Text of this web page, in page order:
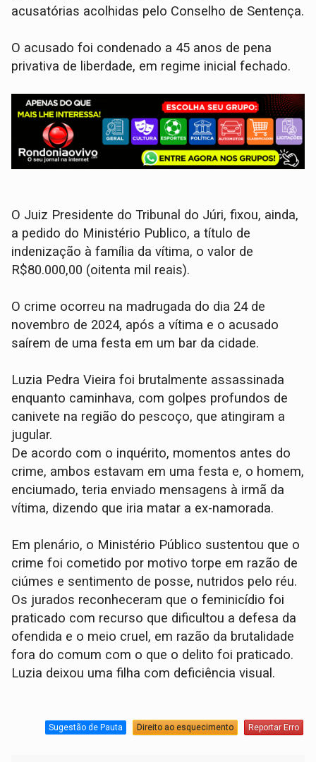
acusatórias acolhidas pelo Conselho de Sentença.
O acusado foi condenado a 45 anos de pena
privativa de liberdade, em regime inicial fechado.
O Juiz Presidente do Tribunal do Júri, fixou, ainda,
a pedido do Ministério Publico, a título de
indenização à família da vítima, o valor de
R$80.000,00 (oitenta mil reais).
O crime ocorreu na madrugada do dia 24 de
novembro de 2024, após a vítima e o acusado
saírem de uma festa em um bar da cidade.
Luzia Pedra Vieira foi brutalmente assassinada
enquanto caminhava, com golpes profundos de
canivete na região do pescoço, que atingiram a
jugular.
De acordo com o inquérito, momentos antes do
crime, ambos estavam em uma festa e, o homem,
enciumado, teria enviado mensagens à irmã da
vítima, dizendo que iria matar a ex-namorada.
Em plenário, o Ministério Público sustentou que o
crime foi cometido por motivo torpe em razão de
ciúmes e sentimento de posse, nutridos pelo réu.
Os jurados reconheceram que o feminicídio foi
praticado com recurso que dificultou a defesa da
ofendida e o meio cruel, em razão da brutalidade
fora do comum com o que o delito foi praticado.
Luzia deixou uma filha com deficiência visual.
Sugestão de Pauta Direito ao esquecimento Reportar Erro